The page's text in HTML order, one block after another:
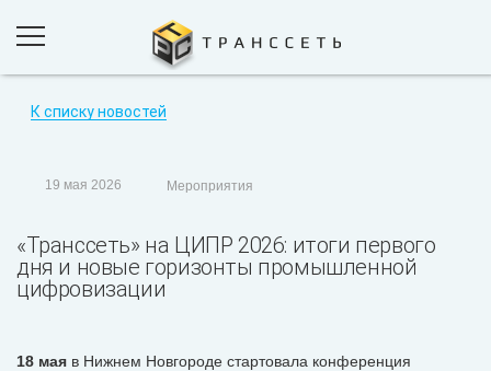
ПРОЕКТЫ
НОВОСТИ
КОНТАКТЫ
ОБРАТНАЯ СВЯЗЬ
К списку новостей
19 мая 2026 Мероприятия
«Транссеть» на ЦИПР 2026: итоги первого
дня и новые горизонты промышленной
цифровизации
18 мая в Нижнем Новгороде стартовала конференция